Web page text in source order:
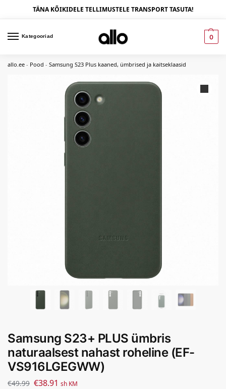
TÄNA KÕIKIDELE TELLIMUSTELE TRANSPORT TASUTA!
Kategooriad 0
allo.ee - Pood - Samsung S23 Plus kaaned, ümbrised ja kaitseklaasid
Samsung S23+ PLUS ümbris
naturaalsest nahast roheline (EF-
VS916LGEGWW)
€49.99 €38.91 sh KM